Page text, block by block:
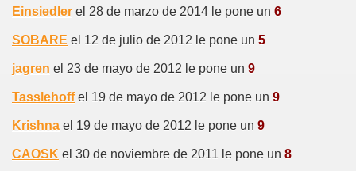
Einsiedler el 28 de marzo de 2014 le pone un 6
SOBARE el 12 de julio de 2012 le pone un 5
jagren el 23 de mayo de 2012 le pone un 9
Tasslehoffel 19 de mayo de 2012 le pone un 9
Krishna el 19 de mayo de 2012 le pone un 9
CAOSK el 30 de noviembre de 2011 le pone un 8